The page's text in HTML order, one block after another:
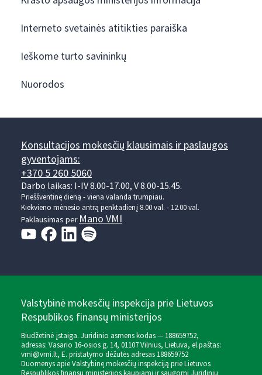
Interneto svetainės atitikties paraiška
Ieškome turto savininkų
Nuorodos
Konsultacijos mokesčių klausimais ir paslaugos
gyventojams:
+370 5 260 5060
Darbo laikas: I-IV 8.00-17.00, V 8.00-15.45.
Prieššventinę dieną - viena valanda trumpiau.
Kiekvieno mėnesio antrą penktadienį 8.00 val. - 12.00 val.
Paklausimas perMano VMI
Valstybinė mokesčių inspekcija prie Lietuvos
Respublikos finansų ministerijos
Biudžetinė įstaiga. Juridinio asmens kodas — 188659752,
adresas: Vasario 16-osios g. 14, 01107 Vilnius, Lietuva, el.paštas:
vmi@vmi.lt, E. pristatymo dėžutės adresas 188659752
Duomenys apie Valstybinę mokesčių inspekciją prie Lietuvos